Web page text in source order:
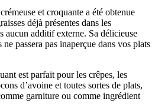
et croquante a été obtenue
déjà présentes dans les
aucun additif externe. Sa délicieuse
passera pas inaperçue dans vos plats
est parfait pour les crêpes, les
d’avoine et toutes sortes de plats,
garniture ou comme ingrédient